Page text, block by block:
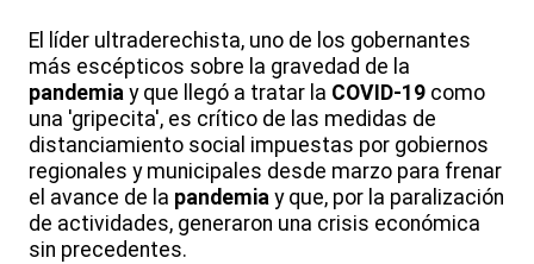
El líder ultraderechista, uno de los gobernantes
más escépticos sobre la gravedad de la
pandemia y que llegó a tratar la COVID-19 como
una 'gripecita', es crítico de las medidas de
distanciamiento social impuestas por gobiernos
regionales y municipales desde marzo para frenar
el avance de la pandemia y que, por la paralización
de actividades, generaron una crisis económica
sin precedentes.